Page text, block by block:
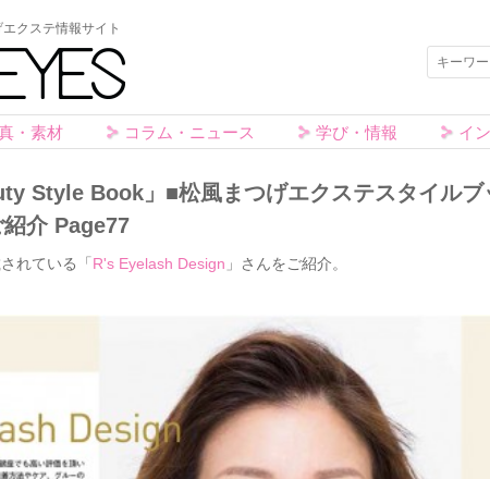
クステ情報サイト
・素材 コラム・ニュース 学び・情報 イ
Style Book」■松風まつげエクステスタイルブ
介 Page77
れている「 R's Eyelash Design 」さんをご紹介。